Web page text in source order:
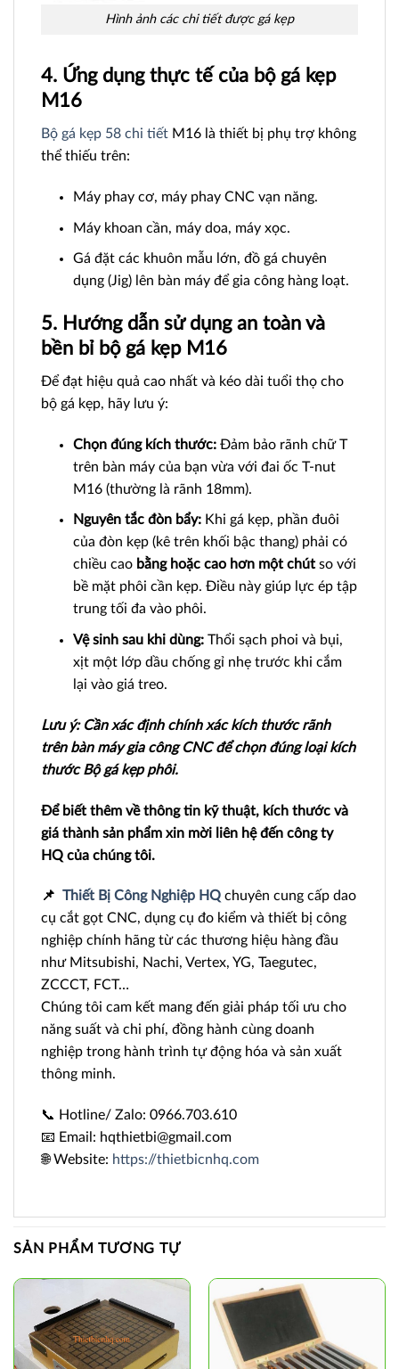
Hình ảnh các chi tiết được gá kẹp
4. Ứng dụng thực tế của bộ gá kẹp
M16
Bộ gá kẹp 58 chi tiết M16 là thiết bị phụ trợ không
thể thiếu trên:
Máy phay cơ, máy phay CNC vạn năng.
Máy khoan cần, máy doa, máy xọc.
Gá đặt các khuôn mẫu lớn, đồ gá chuyên
dụng (Jig) lên bàn máy để gia công hàng loạt.
5. Hướng dẫn sử dụng an toàn và
bền bỉ bộ gá kẹp M16
Để đạt hiệu quả cao nhất và kéo dài tuổi thọ cho
bộ gá kẹp, hãy lưu ý:
Chọn đúng kích thước:Đảm bảo rãnh chữ T
trên bàn máy của bạn vừa với đai ốc T-nut
M16 (thường là rãnh 18mm).
Nguyên tắc đòn bẩy:Khi gá kẹp, phần đuôi
của đòn kẹp (kê trên khối bậc thang) phải có
chiều cao bằng hoặc cao hơn một chútso với
bề mặt phôi cần kẹp. Điều này giúp lực ép tập
trung tối đa vào phôi.
Vệ sinh sau khi dùng:Thổi sạch phoi và bụi,
xịt một lớp dầu chống gỉ nhẹ trước khi cắm
lại vào giá treo.
Lưu ý: Cần xác định chính xác kích thước rãnh
trên bàn máy gia công CNC để chọn đúng loại kích
thước Bộ gá kẹp phôi.
Để biết thêm về thông tin kỹ thuật, kích thước và
giá thành sản phẩm xin mời liên hệ đến công ty
HQ của chúng tôi.
📌 Thiết Bị Công Nghiệp HQ chuyên cung cấp dao
cụ cắt gọt CNC, dụng cụ đo kiểm và thiết bị công
nghiệp chính hãng từ các thương hiệu hàng đầu
như Mitsubishi, Nachi, Vertex, YG, Taegutec,
ZCCCT, FCT…
Chúng tôi cam kết mang đến giải pháp tối ưu cho
năng suất và chi phí, đồng hành cùng doanh
nghiệp trong hành trình tự động hóa và sản xuất
thông minh.
📞 Hotline/ Zalo: 0966.703.610
📧 Email: hqthietbi@gmail.com
🌐 Website: https://thietbicnhq.com
SẢN PHẨM TƯƠNG TỰ